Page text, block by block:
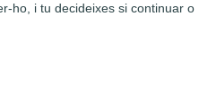
ho, i tu decideixes si continuar o